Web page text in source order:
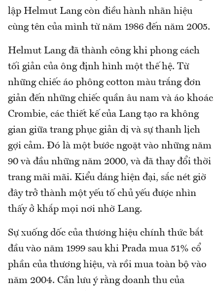
lập Helmut Lang còn điều hành nhãn hiệu
cùng tên của mình từ năm 1986 đến năm 2005.
Helmut Lang đã thành công khi phong cách
tối giản của ông định hình một thế hệ. Từ
những chiếc áo phông cotton màu trắng đơn
giản đến những chiếc quần âu nam và áo khoác
Crombie, các thiết kế của Lang tạo ra không
gian giữa trang phục giản dị và sự thanh lịch
gợi cảm. Đó là một bước ngoặt vào những năm
90 và đầu những năm 2000, và đã thay đổi thời
trang mãi mãi. Kiểu dáng hiện đại, sắc nét giờ
đây trở thành một yếu tố chủ yếu được nhìn
thấy ở khắp mọi nơi nhờ Lang.
Sự xuống dốc của thương hiệu chính thức bắt
đầu vào năm 1999 sau khi Prada mua 51% cổ
phần của thương hiệu, và rồi mua toàn bộ vào
năm 2004. Cần lưu ý rằng doanh thu của